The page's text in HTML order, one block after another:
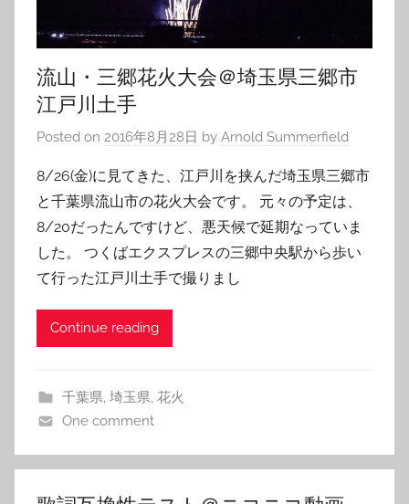
流山・三郷花火大会＠埼玉県三郷市
江戸川土手
Posted on 2016年8月28日 by Arnold Summerfield
8/26(金)に見てきた、江戸川を挟んだ埼玉県三郷市
と千葉県流山市の花火大会です。 元々の予定は、
8/20だったんですけど、悪天候で延期なっていま
した。 つくばエクスプレスの三郷中央駅から歩い
て行った江戸川土手で撮りまし
Continue reading
千葉県, 埼玉県, 花火
One comment